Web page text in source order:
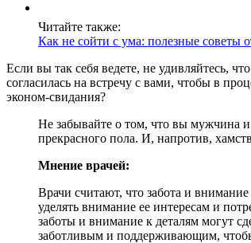
Читайте также:
Как не сойти с ума: полезные советы
Если вы так себя ведете, не удивляйтесь,
согласилась на встречу с вами, чтобы в
эконом-свидания?
Не забывайте о том, что вы мужчина и
прекрасного пола. И, напротив,
Мнение врачей:
Врачи считают, что забота и
уделять внимание ее интересам и
заботы и внимание к деталям могут
заботливым и поддерживающим,